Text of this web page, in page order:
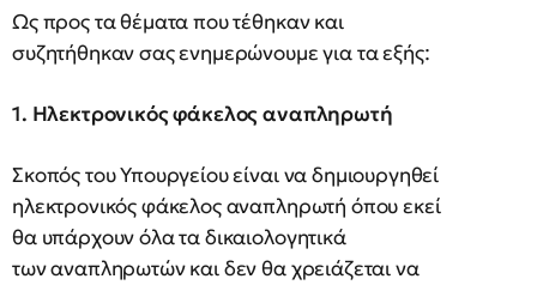
Ως προς τα θέματα που τέθηκαν και
συζητήθηκαν σας ενημερώνουμε για τα εξής:
1. Ηλεκτρονικός φάκελος αναπληρωτή
Σκοπός του Υπουργείου είναι να δημιουργηθεί
ηλεκτρονικός φάκελος αναπληρωτή όπου εκεί
θα υπάρχουν όλα τα δικαιολογητικά
των αναπληρωτών και δεν θα χρειάζεται να